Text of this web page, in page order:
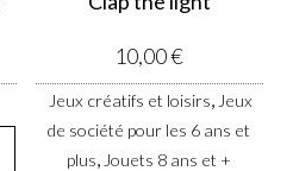
10,00€
Jeux créatifs et loisirs Jeux
de société pour les 6 ans et
plus Jouets 8 ans et +